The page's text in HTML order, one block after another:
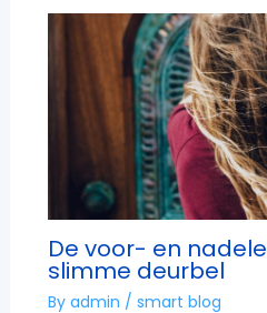
De voor- en
slimme deurbel
By admin / smart blog